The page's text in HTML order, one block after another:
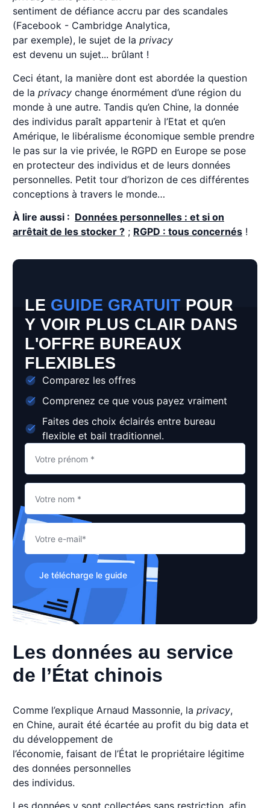
sentiment de défiance accru par des scandales
(Facebook - Cambridge Analytica,
par exemple), le sujet de la privacy
est devenu un sujet... brûlant !
Ceci étant, la manière dont est abordée la question
de la privacy change énormément d’une région du
monde à une autre. Tandis qu’en Chine, la donnée
des individus paraît appartenir à l’Etat et qu’en
Amérique, le libéralisme économique semble prendre
le pas sur la vie privée, le RGPD en Europe se pose
en protecteur des individus et de leurs données
personnelles. Petit tour d’horizon de ces différentes
conceptions à travers le monde…
À lire aussi : Données personnelles : et si on
arrêtait de les stocker ? ; RGPD : tous concernés !
LE GUIDE GRATUIT POUR
Y VOIR PLUS CLAIR DANS
L'OFFRE BUREAUX
FLEXIBLES
Comparez les offres
Comprenez ce que vous payez vraiment
Faites des choix éclairés entre bureau
flexible et bail traditionnel.
Je télécharge le guide
Les données au service
de l’État chinois
Comme l’explique Arnaud Massonnie, la privacy,
en Chine, aurait été écartée au profit du big data et
du développement de
l’économie, faisant de l’État le propriétaire légitime
des données personnelles
des individus.
Les données y sont collectées sans restriction, afin